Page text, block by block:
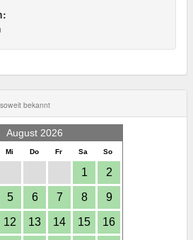
bekannt
August 2026
Mi Do Fr Sa So
1 2
5 6 7 8 9
12 13 14 15 16